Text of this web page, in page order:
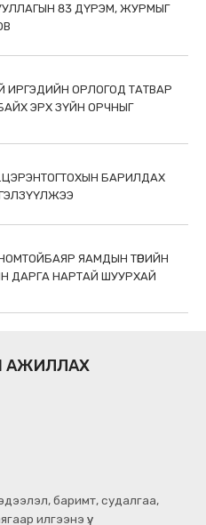
83 ДҮРЭМ, ЖУРМЫГ
ИРГЭДИЙН ОРЛОГОД ТАТВАР
ЭРХ ЗҮЙН ОРЧНЫГ
БАРИЛДАХ
ЯАМДЫН ТӨРИЙН
ДАРГА НАРТАЙ ШУУРХАЙ
АЖИЛЛАХ
баримт, судалгаа,
илгээнэ үү.